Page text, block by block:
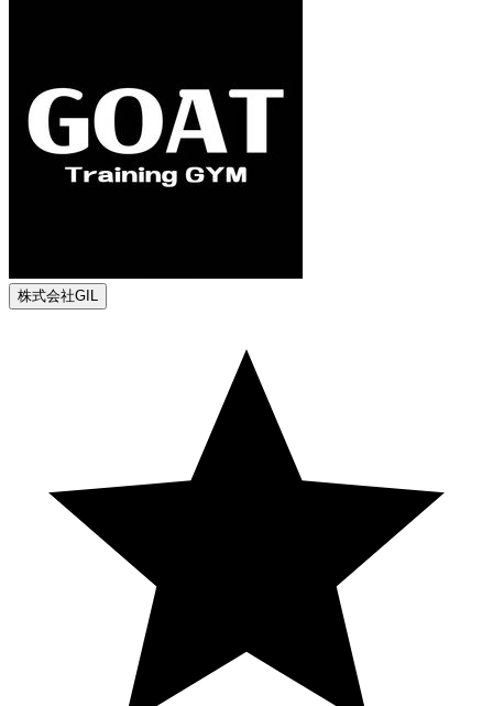
株式会社GIL